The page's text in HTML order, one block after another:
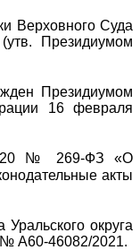
Верховного Суда
Президиумом
Президиумом
16 февраля
№ 269-ФЗ «О
акты
округа
А60-46082/2021.